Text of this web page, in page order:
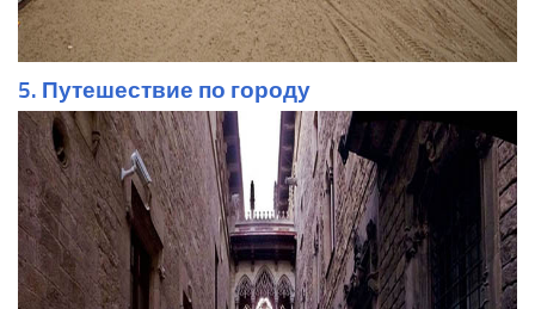
5. Путешествие по городу